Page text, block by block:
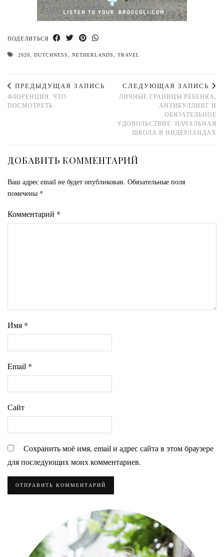
ПОДЕЛИТЬСЯ
2020 DUTCHNESS NETHERLANDS TRAVEL
ПРЕДЫДУЩАЯ ЗАПИСЬ
ФЛОРЕНЦИЯ. ЧТО
ПОСМОТРЕТЬ
СЛЕДУЮЩАЯ ЗАПИСЬ
ЛИЧНЫЕ ГРАНИЦЫ РЕБЕНКА,
АНТИБУЛЛИНГ И
ОБЯЗАТЕЛЬНОЕ
УДОВОЛЬСТВИЕ. НАЧАЛЬНАЯ
ШКОЛА В НИДЕРЛАНДАХ
ДОБАВИТЬ КОММЕНТАРИЙ
Ваш адрес email не будет опубликован. Обязательные поля
помечены *
Комментарий *
Имя *
Email *
Сайт
Сохранить моё имя, email и адрес сайта в этом браузере
для последующих моих комментариев.